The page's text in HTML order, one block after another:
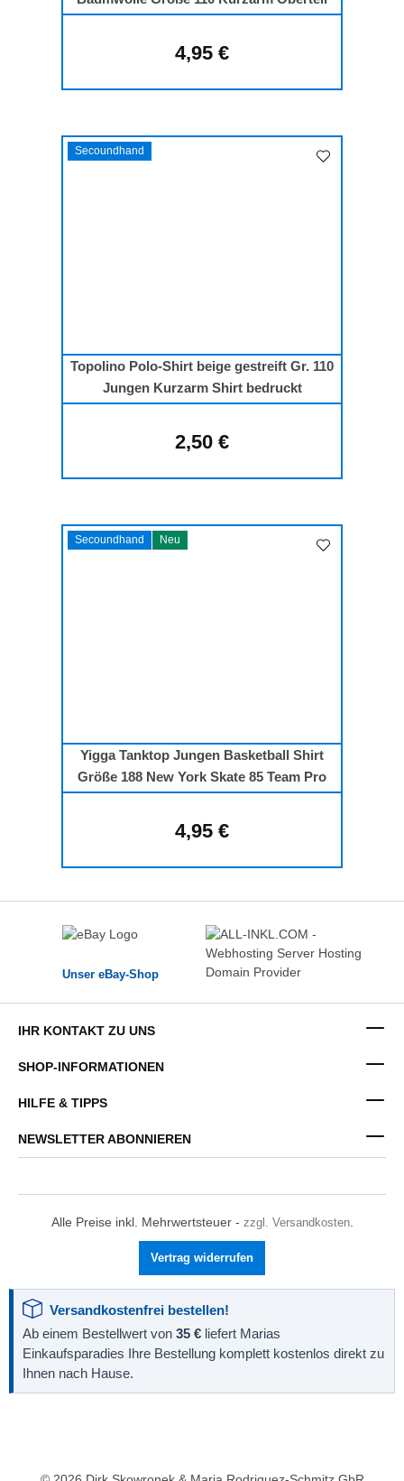
Regulärer Preis:
4,95 €
Secoundhand
Topolino Polo-Shirt beige gestreift Gr. 110
Jungen Kurzarm Shirt bedruckt
Regulärer Preis:
2,50 €
Secoundhand Neu
Yigga Tanktop Jungen Basketball Shirt
Größe 188 New York Skate 85 Team Pro
Regulärer Preis:
4,95 €
Unser eBay-Shop
IHR KONTAKT ZU UNS
SHOP-INFORMATIONEN
HILFE & TIPPS
NEWSLETTER ABONNIEREN
Alle Preise inkl. Mehrwertsteuer - zzgl. Versandkosten.
Vertrag widerrufen
Versandkostenfrei bestellen!
Ab einem Bestellwert von 35 € liefert Marias
Einkaufsparadies Ihre Bestellung komplett kostenlos direkt zu
Ihnen nach Hause.